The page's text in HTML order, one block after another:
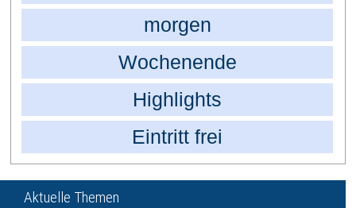
morgen
Wochenende
Highlights
Eintritt frei
Aktuelle Themen